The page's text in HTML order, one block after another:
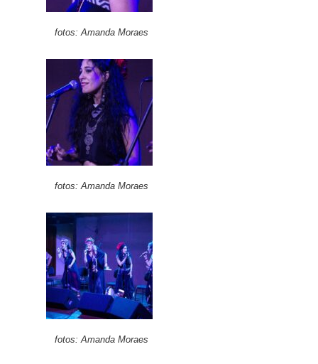
fotos: Amanda Moraes
fotos: Amanda Moraes
fotos: Amanda Moraes